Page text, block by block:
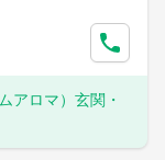
アロマ）玄関・